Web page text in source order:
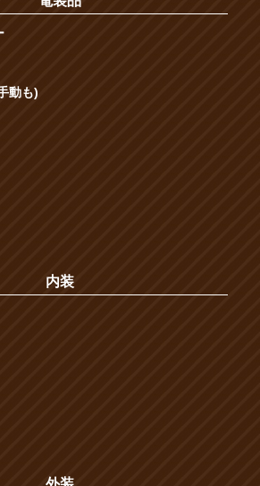
動も)
内装